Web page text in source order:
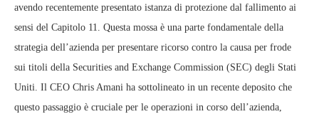
avendo recentemente presentato istanza di protezione dal fallimento ai
sensi del Capitolo 11. Questa mossa è una parte fondamentale della
strategia dell’azienda per presentare ricorso contro la causa per frode
sui titoli della Securities and Exchange Commission (SEC) degli Stati
Uniti. Il CEO Chris Amani ha sottolineato in un recente deposito che
questo passaggio è cruciale per le operazioni in corso dell’azienda,